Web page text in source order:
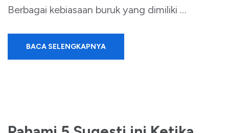
Berbagai kebiasaan buruk yang dimiliki …
BACA SELENGKAPNYA